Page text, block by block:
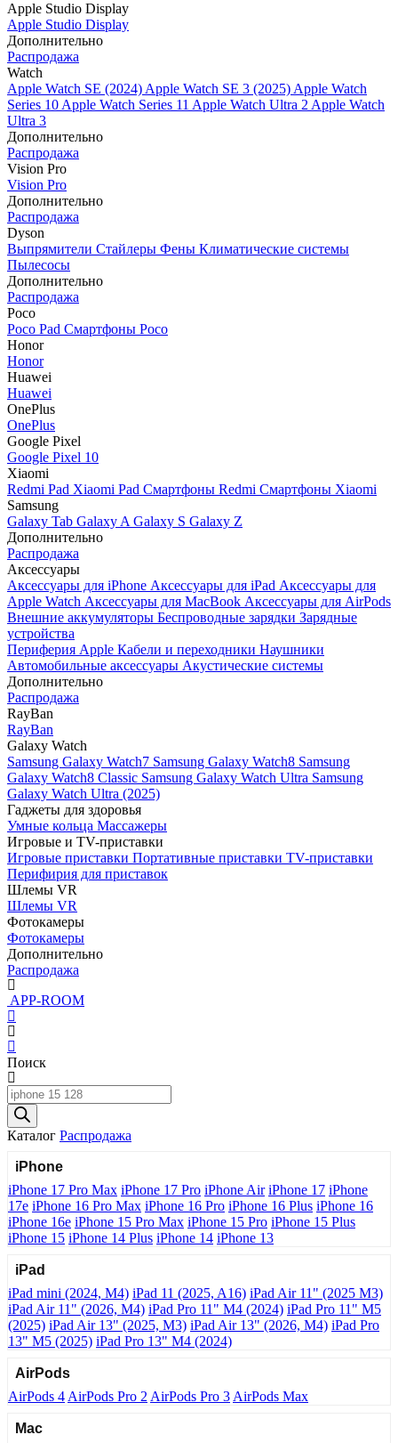
Apple Studio Display
Apple Studio Display
Дополнительно
Распродажа
Watch
Apple Watch SE (2024) Apple Watch SE 3 (2025) Apple Watch
Series 10 Apple Watch Series 11 Apple Watch Ultra 2 Apple Watch
Ultra 3
Дополнительно
Распродажа
Vision Pro
Vision Pro
Дополнительно
Распродажа
Dyson
Выпрямители Стайлеры Фены Климатические системы
Пылесосы
Дополнительно
Распродажа
Poco
Poco Pad Смартфоны Poco
Honor
Honor
Huawei
Huawei
OnePlus
OnePlus
Google Pixel
Google Pixel 10
Xiaomi
Redmi Pad Xiaomi Pad Смартфоны Redmi Смартфоны Xiaomi
Samsung
Galaxy Tab Galaxy A Galaxy S Galaxy Z
Дополнительно
Распродажа
Аксессуары
Аксессуары для iPhone Аксессуары для iPad Аксессуары для
Apple Watch Аксессуары для MacBook Аксессуары для AirPods
Внешние аккумуляторы Беспроводные зарядки Зарядные
устройства
Периферия Apple Кабели и переходники Наушники
Автомобильные аксессуары Акустические системы
Дополнительно
Распродажа
RayBan
RayBan
Galaxy Watch
Samsung Galaxy Watch7 Samsung Galaxy Watch8 Samsung
Galaxy Watch8 Classic Samsung Galaxy Watch Ultra Samsung
Galaxy Watch Ultra (2025)
Гаджеты для здоровья
Умные кольца Массажеры
Игровые и TV-приставки
Игровые приставки Портативные приставки TV-приставки
Перифирия для приставок
Шлемы VR
Шлемы VR
Фотокамеры
Фотокамеры
Дополнительно
Распродажа
APP-ROOM
Поиск
Поиск
товаров
Каталог Распродажа
iPhone
iPhone 17 Pro Max iPhone 17 Pro iPhone Air iPhone 17 iPhone
17e iPhone 16 Pro Max iPhone 16 Pro iPhone 16 Plus iPhone 16
iPhone 16e iPhone 15 Pro Max iPhone 15 Pro iPhone 15 Plus
iPhone 15 iPhone 14 Plus iPhone 14 iPhone 13
iPad
iPad mini (2024, M4) iPad 11 (2025, A16) iPad Air 11" (2025 M3)
iPad Air 11" (2026, M4) iPad Pro 11" M4 (2024) iPad Pro 11" M5
(2025) iPad Air 13" (2025, M3) iPad Air 13" (2026, M4) iPad Pro
13" M5 (2025) iPad Pro 13" M4 (2024)
AirPods
AirPods 4 AirPods Pro 2 AirPods Pro 3 AirPods Max
Mac